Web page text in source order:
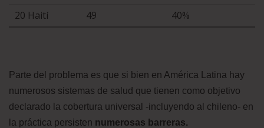
20 Haití 49 40%
Parte del problema es que si bien en América Latina hay
numerosos sistemas de salud que tienen como objetivo
declarado la cobertura universal -incluyendo al chileno- en
la práctica persisten numerosas barreras.